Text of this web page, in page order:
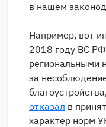
в нашем
Например, вот
2018 году ВС
региональными
за
отказал в
характер норм